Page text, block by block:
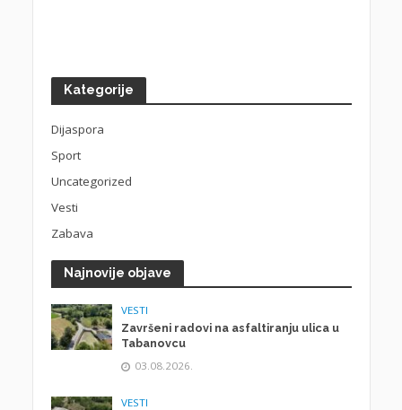
Kategorije
Dijaspora
Sport
Uncategorized
Vesti
Zabava
Najnovije objave
VESTI
Završeni radovi na asfaltiranju ulica u
Tabanovcu
03.08.2026.
VESTI